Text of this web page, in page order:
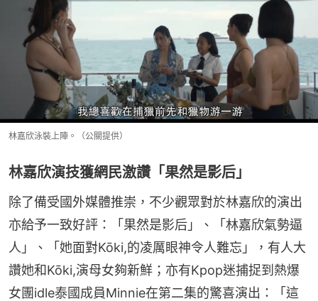
林嘉欣泳裝上陣。（公關提供）
林嘉欣演技獲網民激讚「果然是影后」
除了備受國外媒體推崇，不少觀眾對於林嘉欣的演出
亦給予一致好評：「果然是影后」、「林嘉欣氣勢逼
人」、「她面對Kōki,的凌厲眼神令人難忘」，有人大
讚她和Kōki,演母女夠新鮮；亦有Kpop迷捕捉到熱爆
女團idle泰國成員Minnie在第二集的驚喜演出：「這